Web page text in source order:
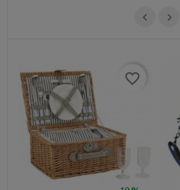
favorite_border